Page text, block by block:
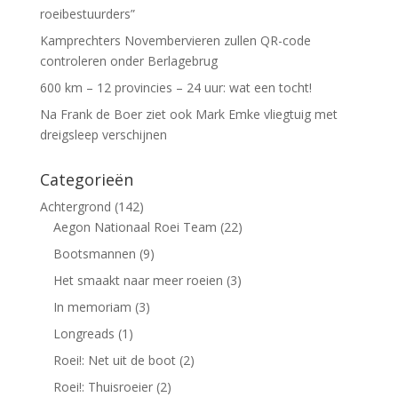
roeibestuurders”
Kamprechters Novembervieren zullen QR-code
controleren onder Berlagebrug
600 km – 12 provincies – 24 uur: wat een tocht!
Na Frank de Boer ziet ook Mark Emke vliegtuig met
dreigsleep verschijnen
Categorieën
Achtergrond (142)
Aegon Nationaal Roei Team (22)
Bootsmannen (9)
Het smaakt naar meer roeien (3)
In memoriam (3)
Longreads (1)
Roei!: Net uit de boot(2)
Roei!: Thuisroeier(2)